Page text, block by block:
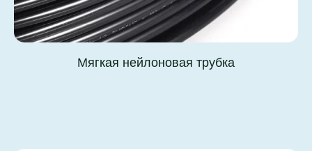
Мягкая нейлоновая трубка